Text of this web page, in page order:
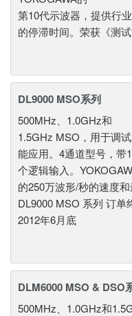
第10代示波器，提供行
的停滞时间。荣获《测试
DL9000 MSO系列
500MHz、1.0GHz和
1.5GHz MSO，用于调
能应用。4通道型号，带
个逻辑输入。
的250万波形/秒的速度和
DL9000 MSO 系列 订单
2012年6月底
DLM6000 MSO & DSO
500MHz、1.0GHz和